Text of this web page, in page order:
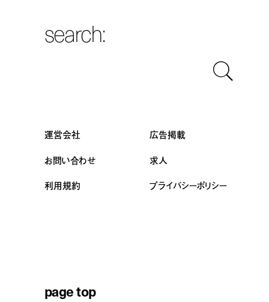
search:
運営会社
広告掲載
お問い合わせ
求人
利用規約 プライバシーポリシー
page top